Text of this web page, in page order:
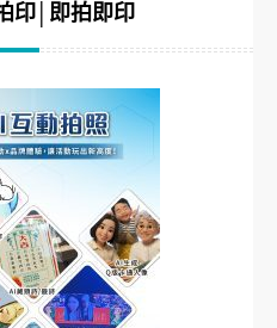
印│即拍即印